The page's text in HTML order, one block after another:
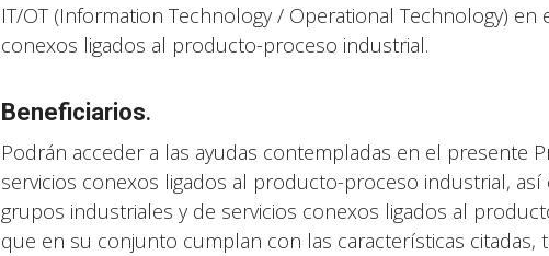
IT/OT (Information Technology / Operational Technology)
conexos ligados al producto-proceso industrial.
Beneficiarios.
Podrán acceder a las ayudas contempladas en el presente
servicios conexos ligados al producto-proceso industrial,
grupos industriales y de servicios conexos ligados al
que en su conjunto cumplan con las características citadas,